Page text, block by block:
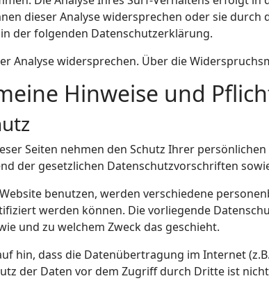
dieser Analyse widersprechen oder sie
der folgenden Datenschutzerklärung.
Analyse widersprechen. Über die
Hinweise und
Seiten nehmen den Schutz Ihrer
der gesetzlichen Datenschutzvorschriften
benutzen, werden verschiedene
werden können. Die vorliegende
und zu welchem Zweck das geschieht.
hin, dass die Datenübertragung im Internet
der Daten vor dem Zugriff durch Dritte ist